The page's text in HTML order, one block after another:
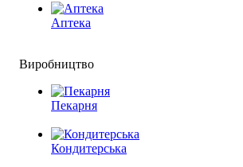
Аптека
Виробництво
Пекарня
Кондитерська